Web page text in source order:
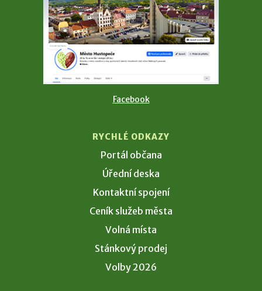
Facebook
RYCHLÉ ODKAZY
Portál občana
Úřední deska
Kontaktní spojení
Ceník služeb města
Volná místa
Stánkový prodej
Volby 2026